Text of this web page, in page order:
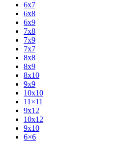
6x7
6x8
6x9
7x8
7x9
7x7
8x8
8x9
8x10
9x9
10x10
11×11
9x12
10x12
9x10
6×6